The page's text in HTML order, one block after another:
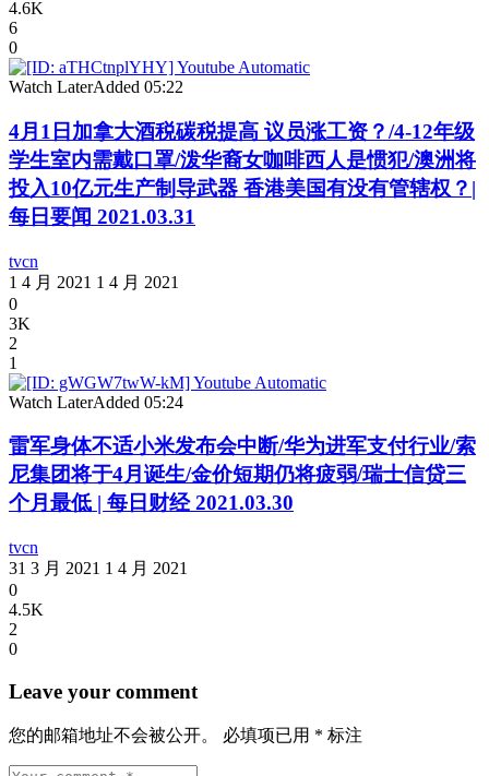
4.6K
6
0
Watch LaterAdded 05:22
4月1日加拿大酒税碳税提高 议员涨工资？/4-12年级
学生室内需戴口罩/泼华裔女咖啡西人是惯犯/澳洲将
投入10亿元生产制导武器 香港美国有没有管辖权？|
每日要闻 2021.03.31
tvcn
1 4 月 2021 1 4 月 2021
0
3K
2
1
Watch LaterAdded 05:24
雷军身体不适小米发布会中断/华为进军支付行业/索
尼集团将于4月诞生/金价短期仍将疲弱/瑞士信贷三
个月最低 | 每日财经 2021.03.30
tvcn
31 3 月 2021 1 4 月 2021
0
4.5K
2
0
Leave your comment
您的邮箱地址不会被公开。 必填项已用 * 标注